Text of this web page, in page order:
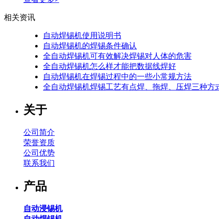
相关资讯
自动焊锡机使用说明书
自动焊锡机的焊锡条件确认
全自动焊锡机可有效解决焊锡对人体的危害
全自动焊锡机怎么样才能把数据线焊好
自动焊锡机在焊锡过程中的一些小常规方法
全自动焊锡机焊锡工艺有点焊、拖焊、压焊三种方
关于
公司简介
荣誉资质
公司优势
联系我们
产品
自动浸锡机